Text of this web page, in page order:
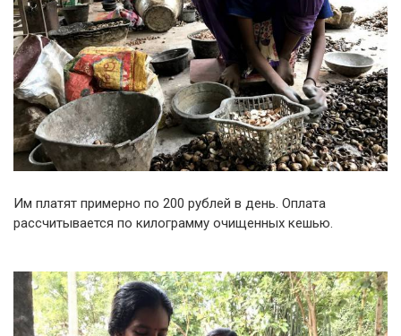
Им платят примерно по 200 рублей в день. Оплата
рассчитывается по килограмму очищенных кешью.